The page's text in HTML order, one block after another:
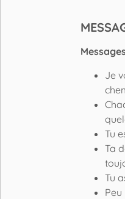
Je
Tu
Ta
Tu